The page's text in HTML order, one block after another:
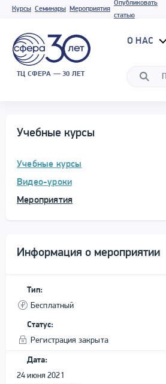
Курсы Семинары Мероприятия
Опубликовать
статью
ТЦ СФЕРА — 30 ЛЕТ
О НАС
Учебные курсы
Учебные курсы
Видео-уроки
Мероприятия
Информация о мероприятии
Тип:
Бесплатный
Статус:
Регистрация закрыта
Дата:
24 июня 2021